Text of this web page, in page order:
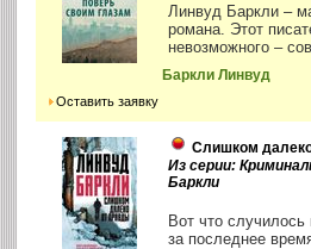
Линвуд Баркли –
романа. Этот
невозможного –
Баркли Линвуд
Оставить заявку
Слишком
Из серии:
Баркли
Вот что
за последнее